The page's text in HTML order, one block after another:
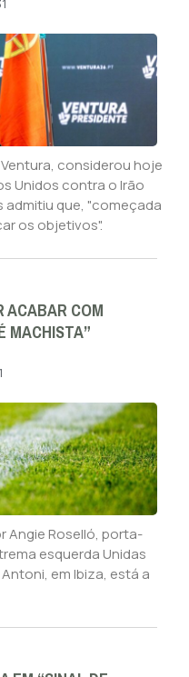
Ventura, considerou hoje
Unidos contra o Irão
admitiu que, "começada
os objetivos".
ACABAR COM
MACHISTA”
Angie Roselló, porta-
esquerda Unidas
em Ibiza, está a